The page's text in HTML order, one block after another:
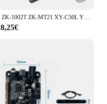
ZK-1002T ZK-MT21 XY-C50L YS-XPSM Scheda altoparlanti stereo con amplificatore a 2.1 canali HIFI compatibile con Bluetooth 2.0
8,25€